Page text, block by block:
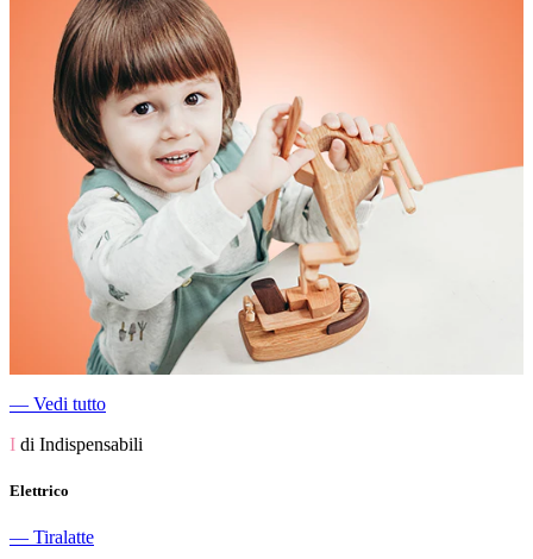
― Vedi tutto
I di Indispensabili
Elettrico
― Tiralatte